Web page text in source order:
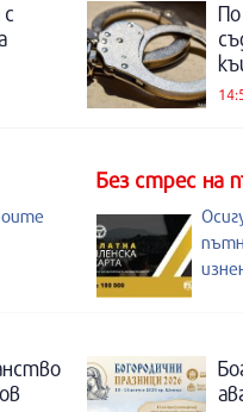
Без стрес на